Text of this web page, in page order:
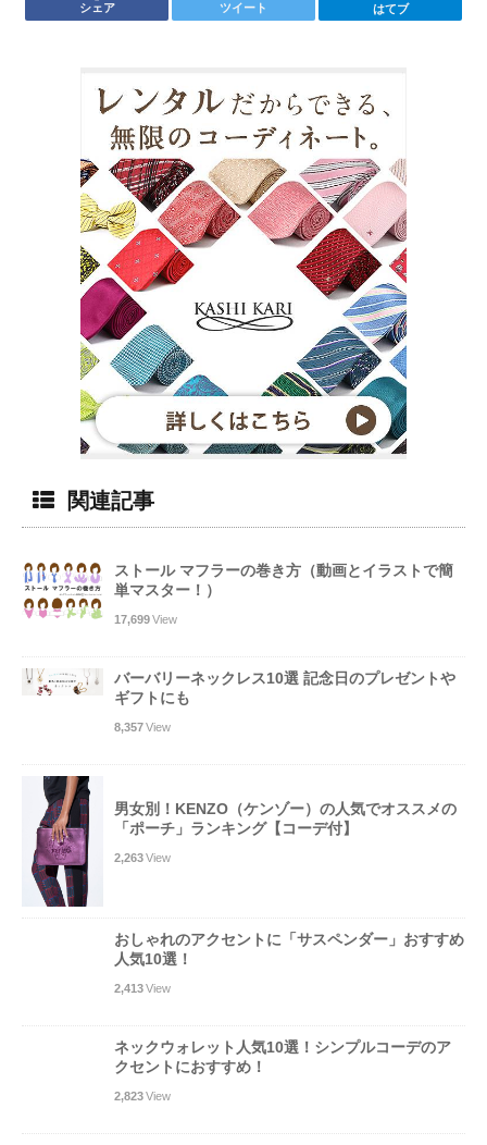
シェア ツイート はてブ
関連記事
ストール マフラーの巻き方（動画とイラストで簡
単マスター！）
17,699View
バーバリーネックレス10選 記念日のプレゼントや
ギフトにも
8,357View
男女別！KENZO（ケンゾー）の人気でオススメの
「ポーチ」ランキング【コーデ付】
2,263View
おしゃれのアクセントに「サスペンダー」おすすめ
人気10選！
2,413View
ネックウォレット人気10選！シンプルコーデのア
クセントにおすすめ！
2,823View